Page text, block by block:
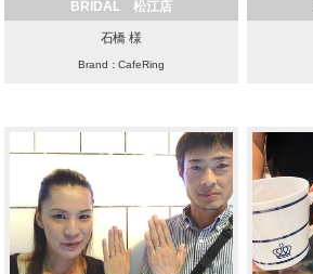
BRIDAL 松江店
石橋 様
Brand：CafeRing